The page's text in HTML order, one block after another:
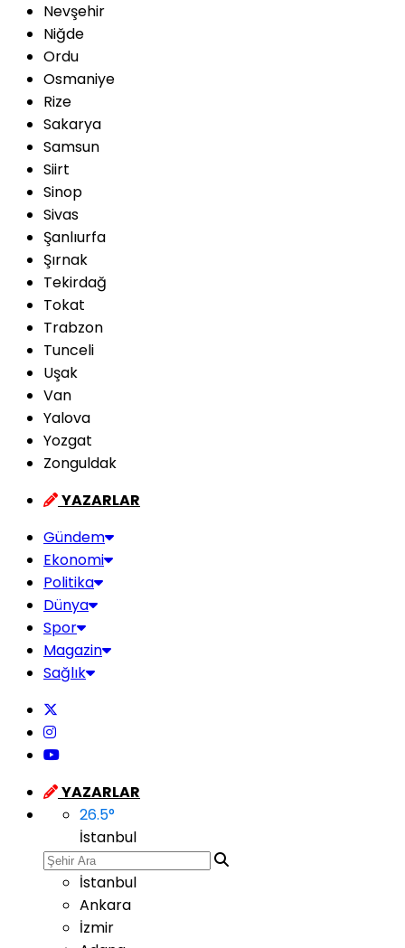
Nevşehir
Niğde
Ordu
Osmaniye
Rize
Sakarya
Samsun
Siirt
Sinop
Sivas
Şanlıurfa
Şırnak
Tekirdağ
Tokat
Trabzon
Tunceli
Uşak
Van
Yalova
Yozgat
Zonguldak
YAZARLAR
Gündem
Ekonomi
Politika
Dünya
Spor
Magazin
Sağlık
YAZARLAR
26.5°
İstanbul
İstanbul
Ankara
İzmir